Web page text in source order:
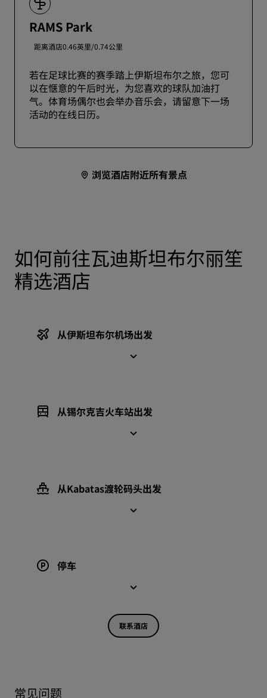
RAMS Park
距离酒店0.46英里/0.74公里
若在足球比赛的赛季踏上伊斯坦布尔之旅，您可
以在惬意的午后时光，为您喜欢的球队加油打
气。体育场偶尔也会举办音乐会，请留意下一场
活动的在线日历。
浏览酒店附近所有景点
如何前往瓦迪斯坦布尔丽笙
精选酒店
从伊斯坦布尔机场出发
从锡尔克吉火车站出发
从Kabatas渡轮码头出发
停车
联系酒店
常见问题